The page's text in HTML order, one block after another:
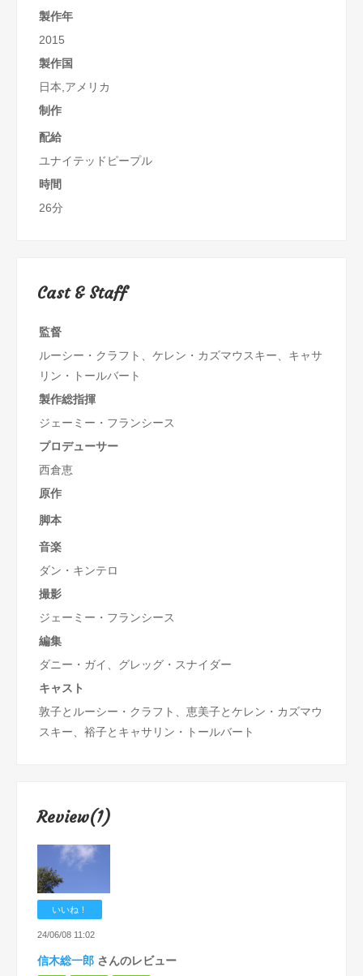
製作年
2015
製作国
日本,アメリカ
制作
配給
ユナイテッドピープル
時間
26分
Cast & Staff
監督
ルーシー・クラフト、ケレン・カズマウスキー、キャサ
リン・トールバート
製作総指揮
ジェーミー・フランシース
プロデューサー
西倉恵
原作
脚本
音楽
ダン・キンテロ
撮影
ジェーミー・フランシース
編集
ダニー・ガイ、グレッグ・スナイダー
キャスト
敦子とルーシー・クラフト、恵美子とケレン・カズマウ
スキー、裕子とキャサリン・トールバート
Review(1)
いいね！
24/06/08 11:02
信木総一郎 さんのレビュー